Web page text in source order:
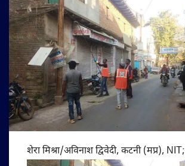
शेरा मिश्रा/अविनाश द्विवेदी, कटनी (मप्र), NIT;​